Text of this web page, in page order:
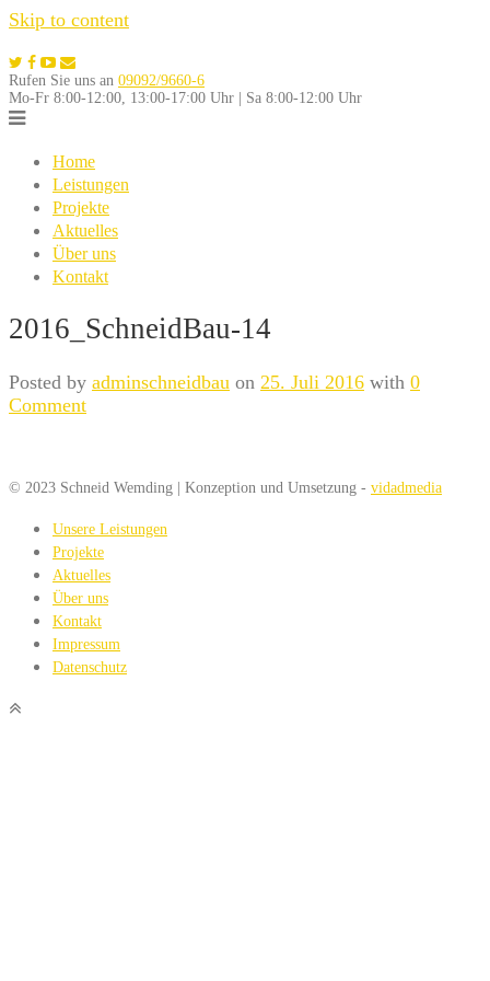
Skip to content
Rufen Sie uns an 09092/9660-6
Mo-Fr 8:00-12:00, 13:00-17:00 Uhr | Sa 8:00-12:00 Uhr
Home
Leistungen
Projekte
Aktuelles
Über uns
Kontakt
2016_SchneidBau-14
Posted by adminschneidbau on 25. Juli 2016 with 0
Comment
© 2023 Schneid Wemding | Konzeption und Umsetzung - vidadmedia
Unsere Leistungen
Projekte
Aktuelles
Über uns
Kontakt
Impressum
Datenschutz